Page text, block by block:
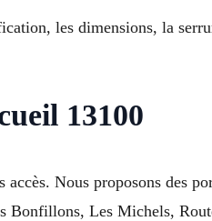
les dimensions, la
13100
Nous proposons des
Bonfillons, Les Michels,